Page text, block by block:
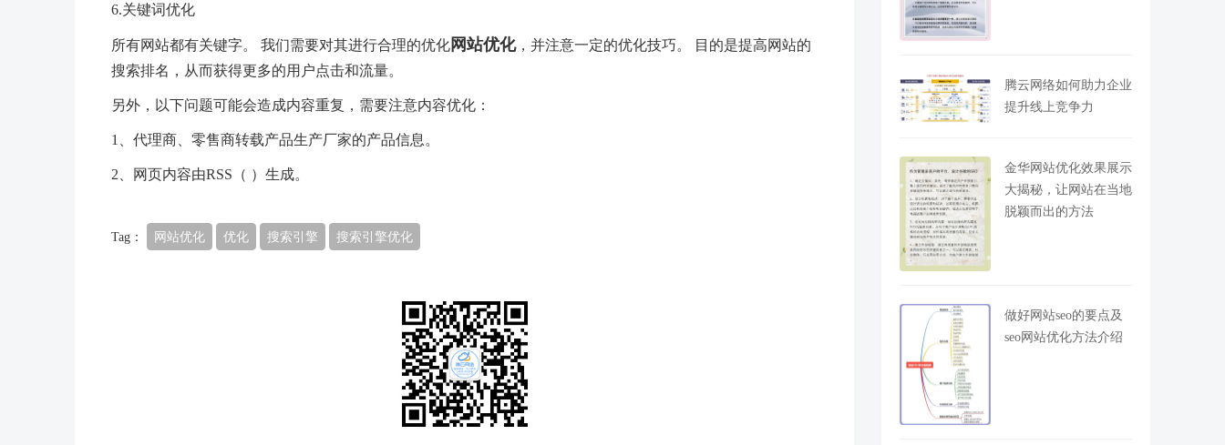
6.关键词优化
所有网站都有关键字。 我们需要对其进行合理的优化网站优化，并注意一定的优化技巧。 目的是提高网站的
搜索排名，从而获得更多的用户点击和流量。
另外，以下问题可能会造成内容重复，需要注意内容优化：
1、代理商、零售商转载产品生产厂家的产品信息。
2、网页内容由RSS（ ）生成。
Tag： 网站优化 优化 搜索引擎 搜索引擎优化
腾云网络如何助力企业
提升线上竞争力
金华网站优化效果展示
大揭秘，让网站在当地
脱颖而出的方法
做好网站seo的要点及
seo网站优化方法介绍